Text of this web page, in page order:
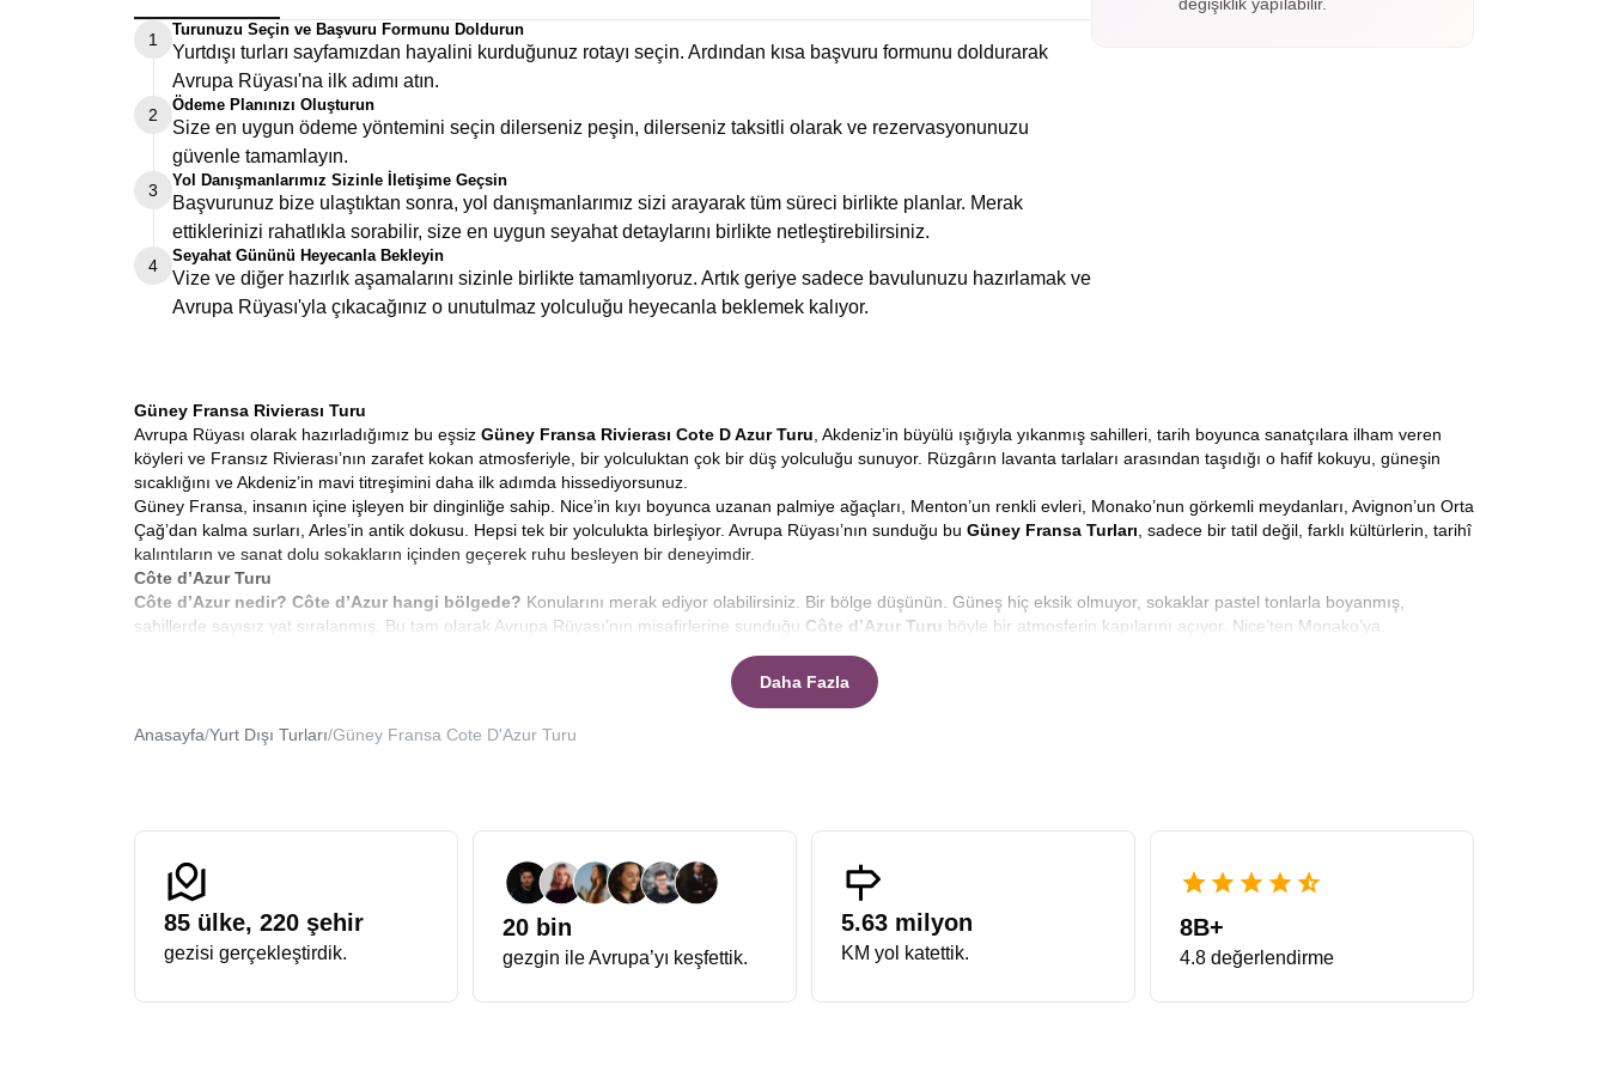
1
Turunuzu Seçin ve Başvuru Formunu Doldurun
Yurtdışı turları sayfamızdan hayalini kurduğunuz rotayı seçin. Ardından kısa başvuru formunu doldurarak
Avrupa Rüyası'na ilk adımı atın.
2
Ödeme Planınızı Oluşturun
Size en uygun ödeme yöntemini seçin dilerseniz peşin, dilerseniz taksitli olarak ve rezervasyonunuzu
güvenle tamamlayın.
3
Yol Danışmanlarımız Sizinle İletişime Geçsin
Başvurunuz bize ulaştıktan sonra, yol danışmanlarımız sizi arayarak tüm süreci birlikte planlar. Merak
ettiklerinizi rahatlıkla sorabilir, size en uygun seyahat detaylarını birlikte netleştirebilirsiniz.
4
Seyahat Gününü Heyecanla Bekleyin
Vize ve diğer hazırlık aşamalarını sizinle birlikte tamamlıyoruz. Artık geriye sadece bavulunuzu hazırlamak ve
Avrupa Rüyası'yla çıkacağınız o unutulmaz yolculuğu heyecanla beklemek kalıyor.
Güney Fransa Rivierası Turu
Avrupa Rüyası olarak hazırladığımız bu eşsiz Güney Fransa Rivierası Cote D Azur Turu , Akdeniz’in büyülü ışığıyla yıkanmış sahilleri, tarih boyunca sanatçılara ilham veren
köyleri ve Fransız Rivierası’nın zarafet kokan atmosferiyle, bir yolculuktan çok bir düş yolculuğu sunuyor. Rüzgârın lavanta tarlaları arasından taşıdığı o hafif kokuyu, güneşin
sıcaklığını ve Akdeniz’in mavi titreşimini daha ilk adımda hissediyorsunuz.
Güney Fransa, insanın içine işleyen bir dinginliğe sahip. Nice’in kıyı boyunca uzanan palmiye ağaçları, Menton’un renkli evleri, Monako’nun görkemli meydanları, Avignon’un Orta
Çağ’dan kalma surları, Arles’in antik dokusu. Hepsi tek bir yolculukta birleşiyor. Avrupa Rüyası’nın sunduğu bu Güney Fransa Turları , sadece bir tatil değil, farklı kültürlerin, tarihî
kalıntıların ve sanat dolu sokakların içinden geçerek ruhu besleyen bir deneyimdir.
Côte d’Azur Turu
Côte d’Azur nedir? Côte d’Azur hangi bölgede? Konularını merak ediyor olabilirsiniz. Bir bölge düşünün. Güneş hiç eksik olmuyor, sokaklar pastel tonlarla boyanmış,
sahillerde sayısız yat sıralanmış. Bu tam olarak Avrupa Rüyası’nın misafirlerine sunduğu Côte d’Azur Turu böyle bir atmosferin kapılarını açıyor. Nice’ten Monako’ya,
Cannes’da film festivali havasının hep sürdüğü o ihtişam, Monako’da lüksün, düzenin ve zarafetin bir arada hissi.
da dünya çapında oldukça ünlü. Yaz tatiliniz için de ideal.
Avrupa Rüyası’nın detaylı şekilde hazırladığıFransa Rivierası Turu
Her şey Dahil Fransız Rivierası Tur Paketleri
Seyahat etmek bazen kendinizi şımartmak demektir. Biz de Avrupa Rüyası olarak hazırladığımız
araya getiriyoruz. Tüm ekstra turların dahil olduğu paket içerikleri, misafirlerimizin ek masraf çıkmadan seyahatin keyfini doya doya çıkarabilmesi için özenle planlandı. Ulaşım,
konaklama, rehberlik gibi kritik noktalar en ince detayına kadar hesaplandı.
Bu deneyim aynı zamanda tam bir
Akdeniz Fransa Turuniteliği taşıyor. Her şehirde güneşin farklı bir açıyla vurduğu deniz manzarasını izliyor, sabahları denizin tuz kokusuyla,
akşamları sahil boyunca uzanan ışıklarla iç içe oluyorsunuz. Akdeniz, burada başka bir tonda parlar. Hava hafiftir, ruh dingindir ve bu tura katılan herkes içsel bir yenilenme
Avrupa Rüyası ile Cote d’Azur Turu
Daha Fazla
Anasayfa/Yurt Dışı Turları/Güney Fransa Cote D'Azur Turu
85 ülke, 220 şehir
gezisi gerçekleştirdik.
20 bin
gezgin ile Avrupa’yı keşfettik.
5.63 milyon
KM yol katettik.
8B+
4.8 değerlendirme